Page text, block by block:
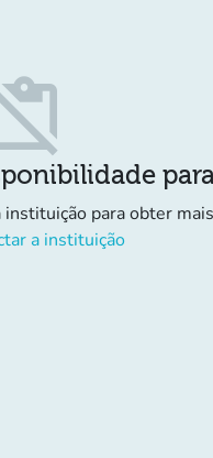
para obter
a instituição